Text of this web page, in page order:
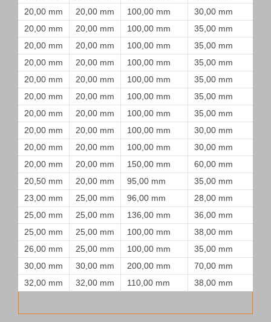
20,00 mm
20,00 mm 100,00 mm
30,00 mm
20,00 mm
20,00 mm 100,00 mm
35,00 mm
20,00 mm
20,00 mm 100,00 mm
35,00 mm
20,00 mm
20,00 mm 100,00 mm
35,00 mm
20,00 mm
20,00 mm 100,00 mm
35,00 mm
20,00 mm
20,00 mm 100,00 mm
35,00 mm
20,00 mm
20,00 mm 100,00 mm
35,00 mm
20,00 mm
20,00 mm 100,00 mm
30,00 mm
20,00 mm
20,00 mm 100,00 mm
30,00 mm
20,00 mm
20,00 mm 150,00 mm
60,00 mm
20,50 mm
20,00 mm 95,00 mm
35,00 mm
23,00 mm
25,00 mm 96,00 mm
28,00 mm
25,00 mm
25,00 mm 136,00 mm
36,00 mm
25,00 mm
25,00 mm 100,00 mm
38,00 mm
26,00 mm
25,00 mm 100,00 mm
35,00 mm
30,00 mm
30,00 mm 200,00 mm
70,00 mm
32,00 mm
32,00 mm 110,00 mm 38,00 mm